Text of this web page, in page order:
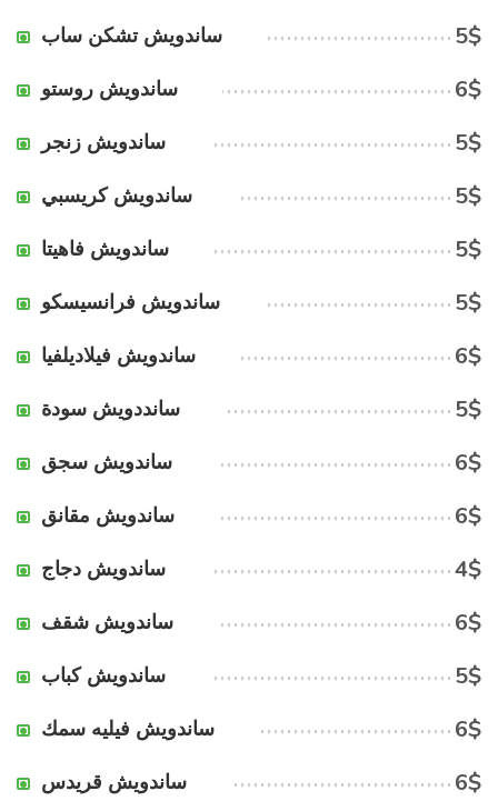
ساندويش تشكن ساب 5$
ساندويش روستو 6$
ساندويش زنجر 5$
ساندويش كريسبي 5$
ساندويش فاهيتا 5$
ساندويش فرانسيسكو 5$
ساندويش فيلاديلفيا 6$
سانددويش سودة 5$
ساندويش سجق 6$
ساندويش مقانق 6$
ساندويش دجاج 4$
ساندويش شقف 6$
ساندويش كباب 5$
ساندويش فيليه سمك 6$
ساندويش قريدس 6$